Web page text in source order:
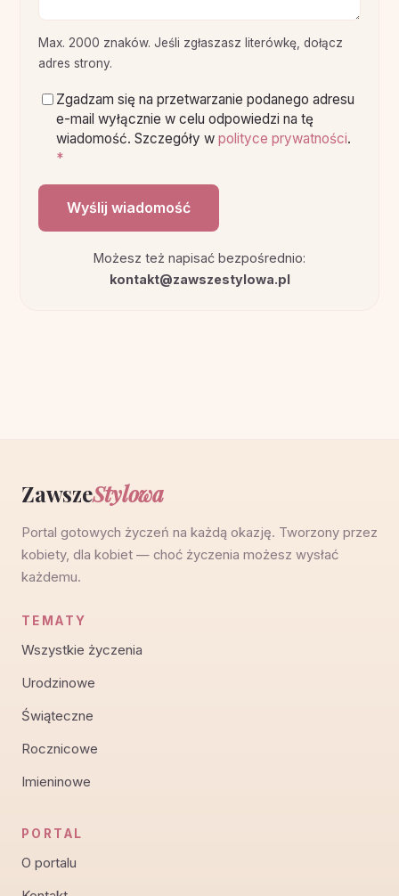
Max. 2000 znaków. Jeśli zgłaszasz literówkę, dołącz
adres strony.
Zgadzam się na przetwarzanie podanego adresu
e-mail wyłącznie w celu odpowiedzi na tę
wiadomość. Szczegóły w polityce prywatności.
*
Wyślij wiadomość
Możesz też napisać bezpośrednio:
kontakt@zawszestylowa.pl
ZawszeStylowa
Portal gotowych życzeń na każdą okazję. Tworzony przez
kobiety, dla kobiet — choć życzenia możesz wysłać
każdemu.
TEMATY
Wszystkie życzenia
Urodzinowe
Świąteczne
Rocznicowe
Imieninowe
PORTAL
O portalu